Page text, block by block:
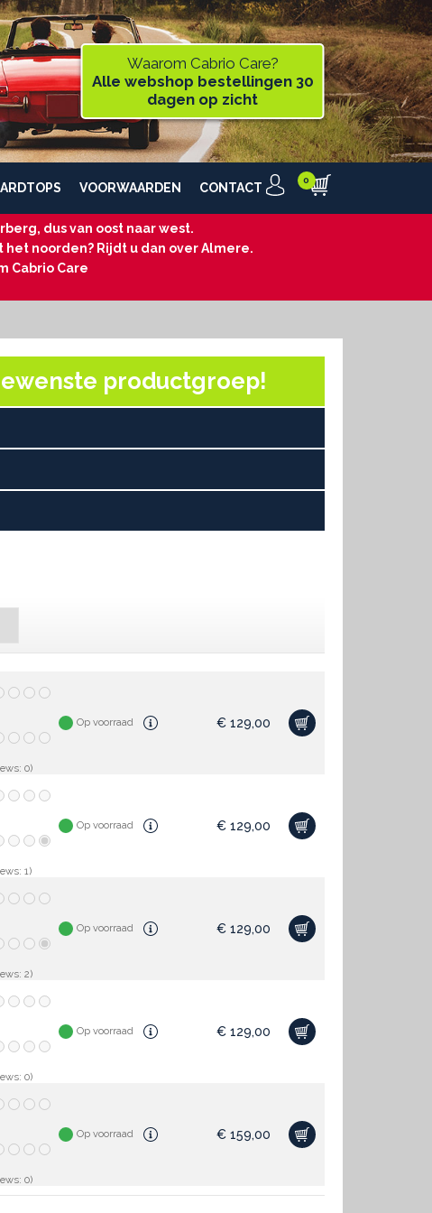
Waarom Cabrio Care?
Alle webshop bestellingen 30
dagen op zicht
VOORWAARDEN CONTACT
dus van oost naar west.
het noorden? Rijdt u dan over Almere.
Cabrio Care
productgroep!
0)
Op voorraad €129,00
1)
Op voorraad €129,00
2)
Op voorraad €129,00
0)
Op voorraad €129,00
0)
Op voorraad €159,00